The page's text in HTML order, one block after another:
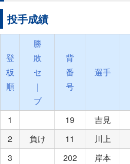
投手成績
登
板
順
勝
敗
セ
｜
ブ
背
番
号
選手
1 19 吉見
2
負け 11 川上
3
202 岸本